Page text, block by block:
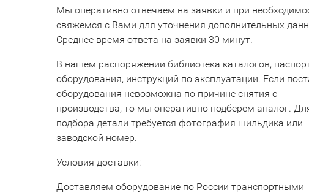
Мы оперативно отвечаем на заявки и при
свяжемся с Вами для уточнения дополнительных
Среднее время ответа на заявки 30 минут.
В нашем распоряжении библиотека каталогов,
оборудования, инструкций по эксплуатации. Если
оборудования невозможна по причине снятия с
производства, то мы оперативно подберем аналог.
подбора детали требуется фотография шильдика или
заводской номер.
Условия доставки:
Доставляем оборудование по России транспортными